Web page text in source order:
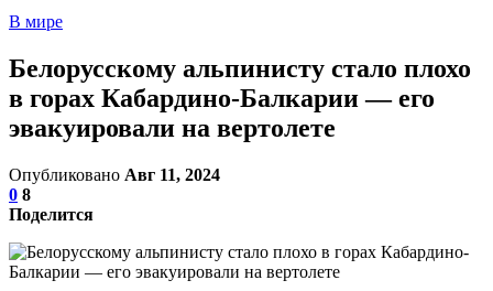
В мире
Белорусскому альпинисту стало плохо
в горах Кабардино-Балкарии — его
эвакуировали на вертолете
Опубликовано Авг 11, 2024
0 8
Поделится